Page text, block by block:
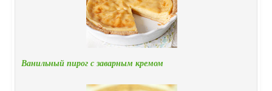
Ванильный пирог с заварным кремом